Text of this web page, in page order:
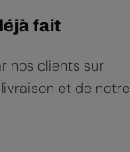
fait
nos clients sur
et de notre